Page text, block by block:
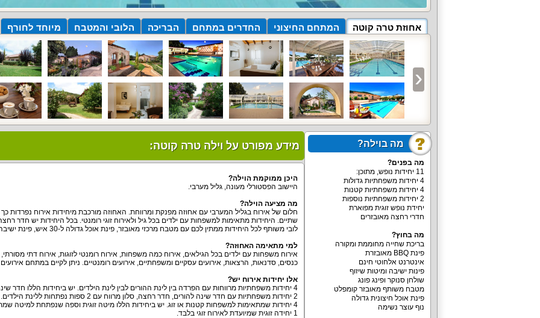
אחוזת טרה קוטה המתחם החיצוני החדרים במתחם הבריכה הלובי והמטבח מיוחד לחורף
מה בוילה?
מה בפנים?
11 יחידות נופש, מתוכן:
4 יחידות משפחתיות גדולות
4 יחידות משפחתיות קטנות
2 יחידות משפחתיות נוספות
יחידת נופש זוגית מפוארת
חדרי רחצה מאובזרים
מה בחוץ?
בריכת שחייה מחוממת ומקורה
פינת BBQ מאובזרת
אינטרנט אלחוטי חינם
פינות ישיבה ומיטות שיזוף
שולחן סנוקר ופינג פונג
מטבח משותף מאובזר קומפלט
פינת אוכל חיצונית גדולה
נוף עוצר נשימה
מידע מפורט על וילה טרה קוטה:
היכן ממוקמת הוילה?
היישוב הפסטורלי מעונה, גליל מערבי.
מה מציעה הוילה?
חלום של אירוח בגליל המערבי עם אחוזה מפנקת ומרווחת. האחוזה מורכבת מיחידות אירוח נפרדות
שתיים. היחידות מתאימות למשפחות עם ילדים בכל גיל ולאירוח זוגי רומנטי. בכל היחידות יש חדר
לובי משותף לכל היחידות ממתין לכם עם מטבח מרכזי מאובזר, פינת אוכל גדולה ל-30 איש, פינת ישיבה מרווחת.
למי מתאימה האחוזה?
אירוח משפחות עם ילדים בכל הגילאים, אירוח כמה משפחות, אירוח רומנטי לזוגות, אירוח דתי
כנסים, סדנאות, הרצאות, אירועים עסקיים ומשפחתיים, אירועים רומנטיים. ניתן לקיים במתחם
אלו יחידות אירוח יש?
4 יחידות משפחתיות מרווחות עם הפרדה בין לינת ההורים לבין לינת הילדים. יש ביחידות הללו חדר שינה זוגי, חדר שינה לילדים, חדר רחצה, סלון מרווח.
2 יחידות משפחתיות עם חדר שינה להורים, חדר רחצה, סלון מרווח עם 2 ספות נפתחות ללינת הילדים.
4 יחידות שמתאימות למשפחות קטנות או זוג. יש ביחידות הללו מיטה זוגית וספה שנפתחת למיטה שמתאימה ל-2 ילדים.
1 יחידה זוגית שמיועדת לאירוח זוגי בלבד.